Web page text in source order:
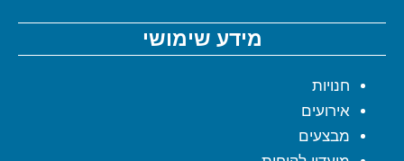
מידע שימושי
חנויות
אירועים
מבצעים